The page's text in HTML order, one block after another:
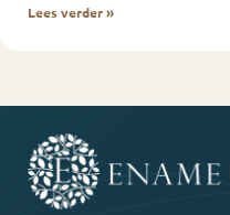
Lees verder »